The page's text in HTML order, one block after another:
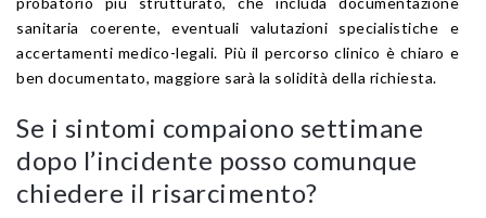
sanitaria coerente, eventuali valutazioni specialistiche e
accertamenti medico-legali. Più il percorso clinico è chiaro e
ben documentato, maggiore sarà la solidità della richiesta.
Se i sintomi compaiono settimane
dopo l’incidente posso comunque
chiedere il risarcimento?